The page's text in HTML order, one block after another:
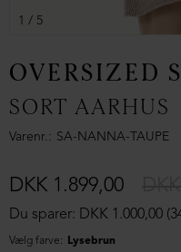
1 / 5
OVERSIZED
SORT AARHUS
Varenr. SA-NANNA-TAUPE
Du sparer: DKK 1.000,00
DKK 1.899,00
Vælg farve: Lysebrun